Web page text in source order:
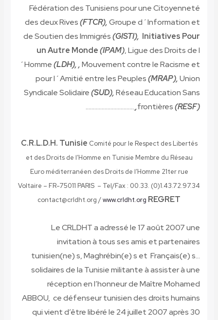
Fédération des Tunisiens pour une Citoyenneté
des deux Rives(FTCR),Groupe d´Information et
de Soutien des Immigrés(GISTI), Initiatives Pour
un Autre Monde(IPAM), Ligue des Droits de l
´Homme(LDH), ,Mouvement contre le Racisme et
pour l´Amitié entre les Peuples(MRAP),Union
Syndicale Solidaire(SUD),Réseau Education Sans
frontières(RESF),
……………………………
C.R.L.D.H. Tunisie Comité pour le Respect des Libertés
et des Droits de l’Homme en Tunisie Membre du Réseau
Euro méditerranéen des Droits de l’Homme 21ter rue
Voltaire – FR-75011 PARIS – Tel/Fax : 00.33. (0)1.43.72.97.34
contact@crldht.org /www.crldht.org REGRET
Le CRLDHT a adressé le 17 août 2007 une
invitation à tous ses amis et partenaires
tunisien(ne) s, Maghrébin(e) s et Français(e) s…
solidaires de la Tunisie militante à assister à une
réception en l’honneur de Maître Mohamed
ABBOU, ce défenseur tunisien des droits humains
qui vient d’être libéré le 24 juillet 2007 après 30